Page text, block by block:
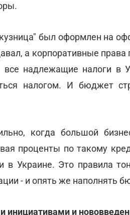
был оформлен на
а корпоративные права
надлежащие налоги в
налогом. И бюджет
когда большой
проценты по такому
в Украине. Это правила
- и опять же наполнять
инициативами и